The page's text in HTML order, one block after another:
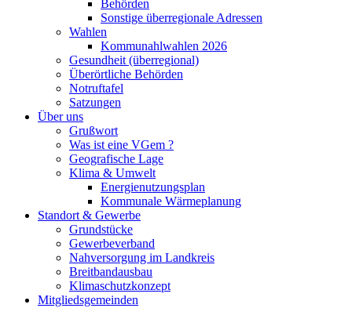
Behörden
Sonstige überregionale Adressen
Wahlen
Kommunahlwahlen 2026
Gesundheit (überregional)
Überörtliche Behörden
Notruftafel
Satzungen
Über uns
Grußwort
Was ist eine VGem ?
Geografische Lage
Klima & Umwelt
Energienutzungsplan
Kommunale Wärmeplanung
Standort & Gewerbe
Grundstücke
Gewerbeverband
Nahversorgung im Landkreis
Breitbandausbau
Klimaschutzkonzept
Mitgliedsgemeinden